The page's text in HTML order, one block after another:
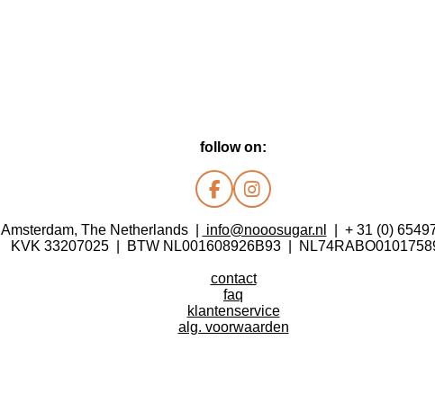
follow on:
F
a
c
e
o
k
I
n
s
t
g
a
m
Amsterdam, The Netherlands | info@nooosugar.nl
| + 31 (0)
KVK 33207025 | BTW NL001608926B93 |
contact
faq
klantenservice
alg. voorwaarden